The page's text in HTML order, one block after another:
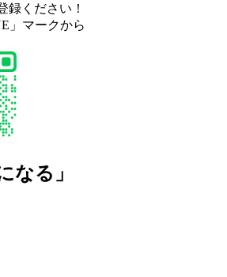
録ください！
」マークから
なる」